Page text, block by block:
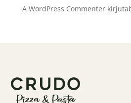
A WordPress Commenter